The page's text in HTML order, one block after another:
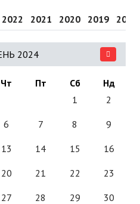
2022 2021 2020 2019 2018
2024
Чт Пт Сб
Нд
1
2
6 7 8 9
13 14 15 16
20 21 22 23
27 28 29 30